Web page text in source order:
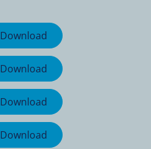
Download
Download
Download
Download